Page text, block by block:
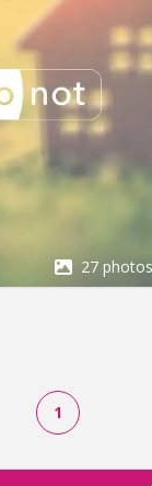
27 photos
1